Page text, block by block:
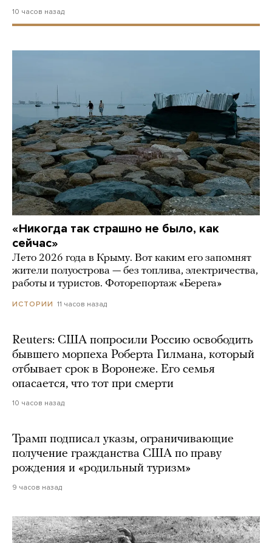
10 часов назад
«Никогда так страшно не было, как
сейчас»
Лето 2026 года в Крыму. Вот каким его запомнят
жители полуострова — без топлива, электричества,
работы и туристов. Фоторепортаж «Берега»
ИСТОРИИ 11 часов назад
Reuters: США попросили Россию освободить
бывшего морпеха Роберта Гилмана, который
отбывает срок в Воронеже. Его семья
опасается, что тот при смерти
10 часов назад
Трамп подписал указы, ограничивающие
получение гражданства США по праву
рождения и «родильный туризм»
9 часов назад